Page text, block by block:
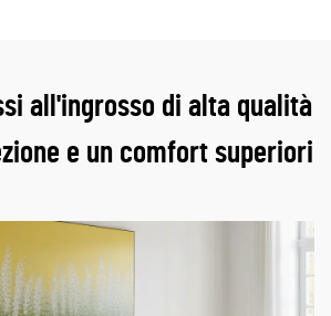
all'ingrosso di alta qualità
e un comfort superiori